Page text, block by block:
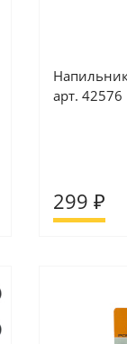
арт. 42576
299 ₽